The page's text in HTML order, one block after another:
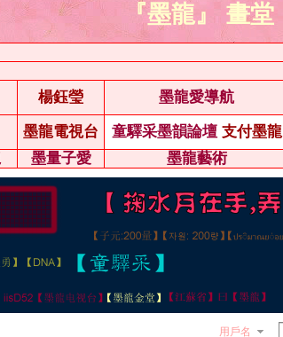
『墨龍』 畫堂
楊鈺瑩 墨龍愛導航
墨龍電視台 童驛采墨韻論壇 支付墨龍
墨量子愛 墨龍藝術
用戶名